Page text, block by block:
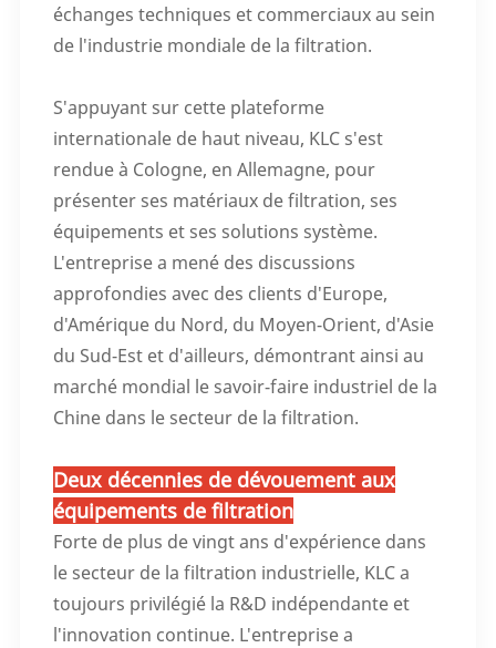
échanges techniques et commerciaux au sein
de l'industrie mondiale de la filtration.
S'appuyant sur cette plateforme
internationale de haut niveau, KLC s'est
rendue à Cologne, en Allemagne, pour
présenter ses matériaux de filtration, ses
équipements et ses solutions système.
L'entreprise a mené des discussions
approfondies avec des clients d'Europe,
d'Amérique du Nord, du Moyen-Orient, d'Asie
du Sud-Est et d'ailleurs, démontrant ainsi au
marché mondial le savoir-faire industriel de la
Chine dans le secteur de la filtration.
Deux décennies de dévouement aux
équipements de filtration
Forte de plus de vingt ans d'expérience dans
le secteur de la filtration industrielle, KLC a
toujours privilégié la R&D indépendante et
l'innovation continue. L'entreprise a